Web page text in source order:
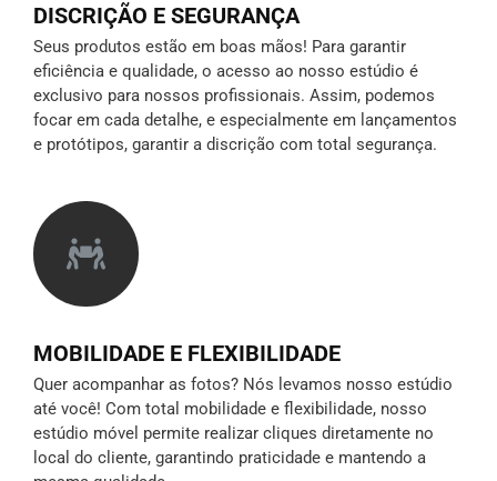
DISCRIÇÃO E SEGURANÇA
Seus produtos estão em boas mãos! Para garantir
eficiência e qualidade, o acesso ao nosso estúdio é
exclusivo para nossos profissionais. Assim, podemos
focar em cada detalhe, e especialmente em lançamentos
e protótipos, garantir a discrição com total segurança.
MOBILIDADE E FLEXIBILIDADE
Quer acompanhar as fotos? Nós levamos nosso estúdio
até você! Com total mobilidade e flexibilidade, nosso
estúdio móvel permite realizar cliques diretamente no
local do cliente, garantindo praticidade e mantendo a